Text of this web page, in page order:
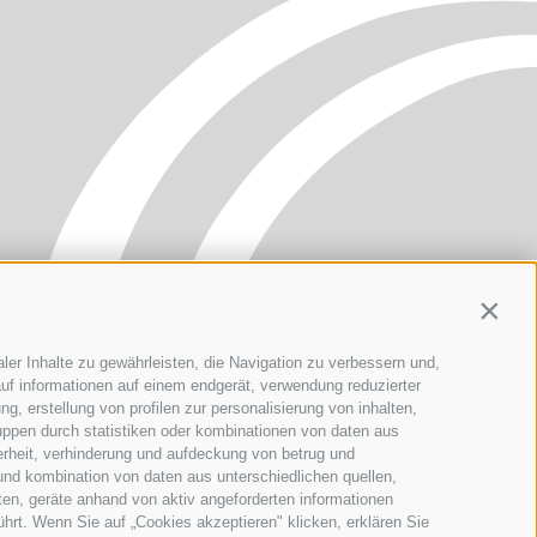
Inhalte zu gewährleisten, die Navigation zu verbessern und,
informationen auf einem endgerät, verwendung reduzierter
erstellung von profilen zur personalisierung von inhalten,
durch statistiken oder kombinationen von daten aus
verhinderung und aufdeckung von betrug und
kombination von daten aus unterschiedlichen quellen,
geräte anhand von aktiv angeforderten informationen
Wenn Sie auf „Cookies akzeptieren" klicken, erklären Sie